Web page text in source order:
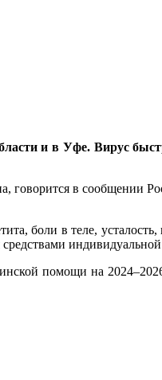
и в Уфе. Вирус
говорится в сообщении
боли в теле,
помощи на